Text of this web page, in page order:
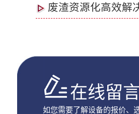
废渣资源化高效解
在线留
如您需要了解设备的报价、